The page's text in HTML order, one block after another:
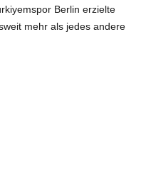
Berlin erzielte
mehr als jedes andere